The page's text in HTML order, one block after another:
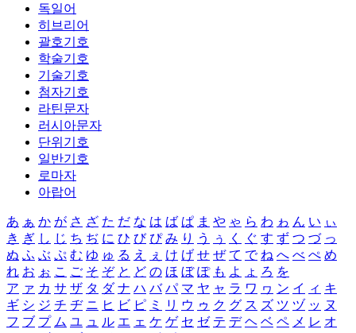
독일어
히브리어
괄호기호
학술기호
기술기호
첨자기호
라틴문자
러시아문자
단위기호
일반기호
로마자
아랍어
あ ぁ か が さ ざ た だ な は ば ぱ ま や ゃ ら わ ゎ ん い ぃ
き ぎ し じ ち ぢ に ひ び ぴ み り う ぅ く ぐ す ず つ づ っ
ぬ ふ ぶ ぷ む ゆ ゅ る え ぇ け げ せ ぜ て で ね へ べ ぺ め
れ お ぉ こ ご そ ぞ と ど の ほ ぼ ぽ も よ ょ ろ を
ア ァ カ サ ザ タ ダ ナ ハ バ パ マ ヤ ャ ラ ワ ヮ ン イ ィ キ
ギ シ ジ チ ヂ ニ ヒ ビ ピ ミ リ ウ ゥ ク グ ス ズ ツ ヅ ッ ヌ
フ ブ プ ム ユ ュ ル エ ェ ケ ゲ セ ゼ テ デ ヘ ベ ペ メ レ オ